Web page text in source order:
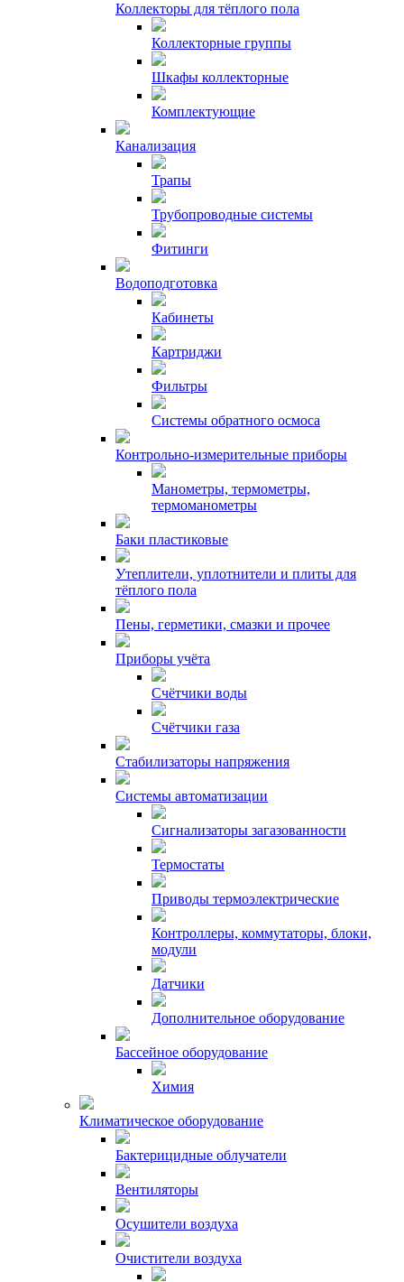
Коллекторы для тёплого пола
Коллекторные группы
Шкафы коллекторные
Комплектующие
Канализация
Трапы
Трубопроводные системы
Фитинги
Водоподготовка
Кабинеты
Картриджи
Фильтры
Системы обратного осмоса
Контрольно-измерительные приборы
Манометры, термометры,
термоманометры
Баки пластиковые
Утеплители, уплотнители и плиты для
тёплого пола
Пены, герметики, смазки и прочее
Приборы учёта
Счётчики воды
Счётчики газа
Стабилизаторы напряжения
Системы автоматизации
Сигнализаторы загазованности
Термостаты
Приводы термоэлектрические
Контроллеры, коммутаторы, блоки,
модули
Датчики
Дополнительное оборудование
Бассейное оборудование
Химия
Климатическое оборудование
Бактерицидные облучатели
Вентиляторы
Осушители воздуха
Очистители воздуха